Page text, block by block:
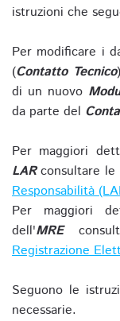
istruzioni che
Per modificare i
(Contatto Tecnico
di un nuovo
da parte del
Per maggiori
LARconsultare le
Responsabilità
Per maggiori
dell'MRE
Registrazione
Seguono le
necessarie.